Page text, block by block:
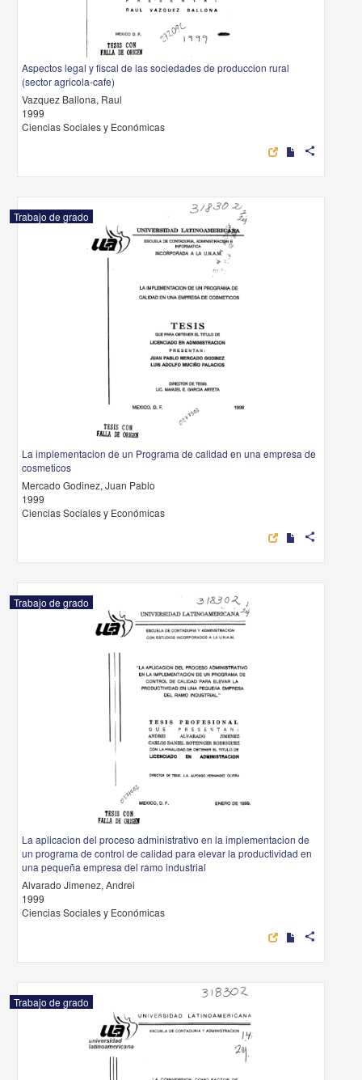
Aspectos legal y fiscal de las sociedades de produccion rural
(sector agricola-cafe)
Vazquez Ballona, Raul
1999
Ciencias Sociales y Económicas
share
Trabajo de grado
La implementacion de un Programa de calidad en una empresa de
cosmeticos
Mercado Godinez, Juan Pablo
1999
Ciencias Sociales y Económicas
share
Trabajo de grado
La aplicacion del proceso administrativo en la implementacion de
un programa de control de calidad para elevar la productividad en
una pequeña empresa del ramo industrial
Alvarado Jimenez, Andrei
1999
Ciencias Sociales y Económicas
share
Trabajo de grado